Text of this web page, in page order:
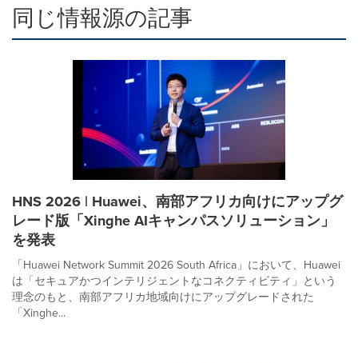
同じ情報源の記事
HNS 2026 | Huawei、南部アフリカ向けにアップグ
レード版「Xinghe AIキャンパスソリューション」
を発表
「Huawei Network Summit 2026 South Africa」において、Huawei
は「セキュアかつインテリジェントなコネクティビティ」という
理念のもと、南部アフリカ地域向けにアップグレードされた
「Xinghe...